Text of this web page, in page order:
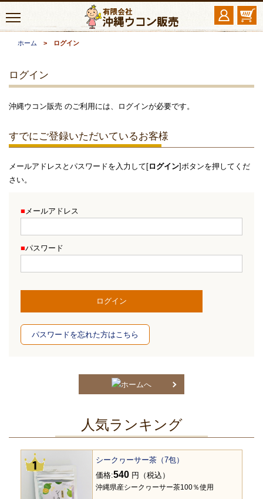
ホーム > ログイン
ログイン
沖縄ウコン販売 のご利用には、ログインが必要です。
すでにご登録いただいているお客様
メールアドレスとパスワードを入力して[ログイン]ボタンを押してくだ
さい。
■ メールアドレス
■パスワード
パスワードを忘れた方はこちら
人気ランキング
シークヮーサー茶（7包）
価格:540 円（税込）
沖縄県産シークヮーサー茶100％使用